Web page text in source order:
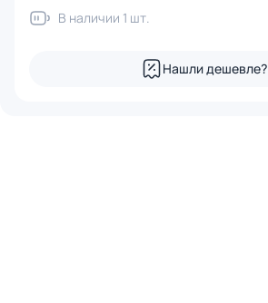
В наличии 1 шт.
Нашли дешевле?